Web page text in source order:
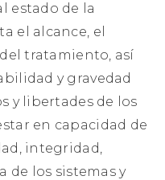
estado de la
el alcance, el
tratamiento, así
y gravedad
y libertades de los
en capacidad de
integridad,
de los sistemas y